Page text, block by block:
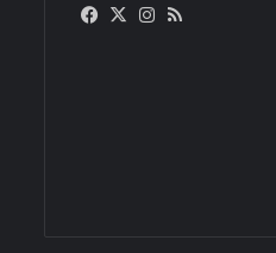
Facebook
X Instagram